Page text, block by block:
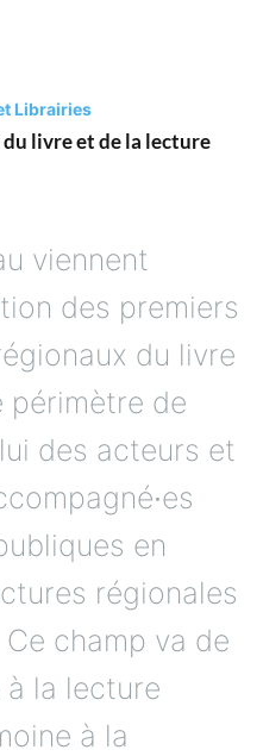
Librairies
livre et de la lecture
viennent
des premiers
du livre
périmètre de
des acteurs et
en
régionales
champ va de
à la lecture
à la